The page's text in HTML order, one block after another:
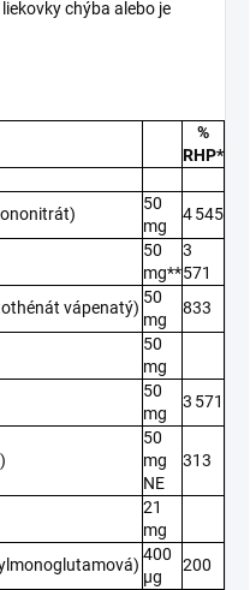
chýba alebo je
%
RHP*
50
mg
4 545
50
mg**
3
571
vápenatý)
50
mg
833
50
mg
50
mg
3 571
50
mg
NE
313
21
mg
400
μg
200